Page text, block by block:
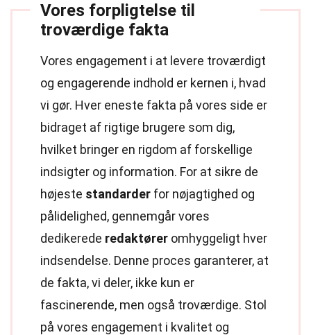
Vores forpligtelse til
troværdige fakta
Vores engagement i at levere troværdigt
og engagerende indhold er kernen i, hvad
vi gør. Hver eneste fakta på vores side er
bidraget af rigtige brugere som dig,
hvilket bringer en rigdom af forskellige
indsigter og information. For at sikre de
højeste standarder for nøjagtighed og
pålidelighed, gennemgår vores
dedikerede redaktører omhyggeligt hver
indsendelse. Denne proces garanterer, at
de fakta, vi deler, ikke kun er
fascinerende, men også troværdige. Stol
på vores engagement i kvalitet og